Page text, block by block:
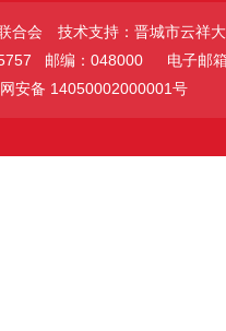
合会
技术支持：晋城市云祥
邮编：048000
电子邮
安备 14050002000001号